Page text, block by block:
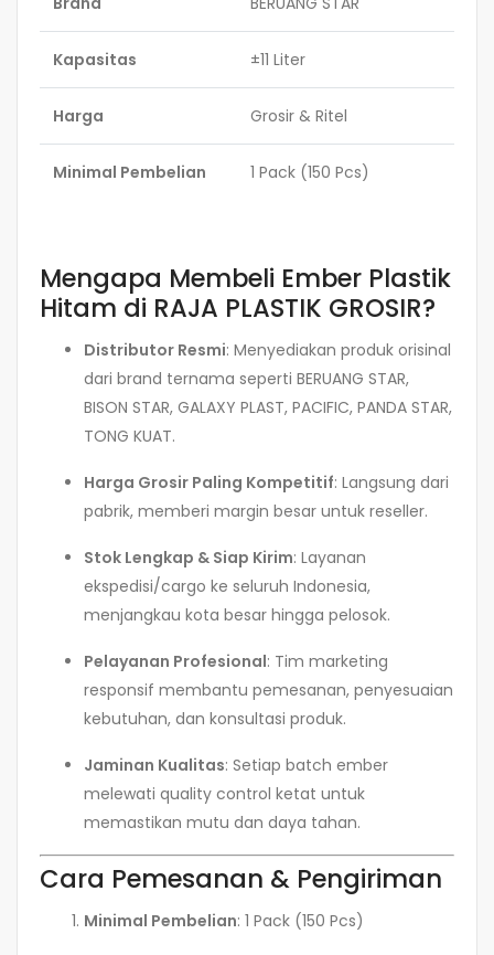
Kapasitas ±11 Liter
Harga Grosir & Ritel
Minimal Pembelian 1 Pack (150 Pcs)
Mengapa Membeli Ember Plastik
Hitam di RAJA PLASTIK GROSIR?
Distributor Resmi: Menyediakan produk orisinal
dari brand ternama seperti BERUANG STAR,
BISON STAR, GALAXY PLAST, PACIFIC, PANDA STAR,
TONG KUAT.
Harga Grosir Paling Kompetitif: Langsung dari
pabrik, memberi margin besar untuk reseller.
Stok Lengkap & Siap Kirim: Layanan
ekspedisi/cargo ke seluruh Indonesia,
menjangkau kota besar hingga pelosok.
Pelayanan Profesional: Tim marketing
responsif membantu pemesanan, penyesuaian
kebutuhan, dan konsultasi produk.
Jaminan Kualitas: Setiap batch ember
melewati quality control ketat untuk
memastikan mutu dan daya tahan.
Cara Pemesanan & Pengiriman
Minimal Pembelian: 1 Pack (150 Pcs)